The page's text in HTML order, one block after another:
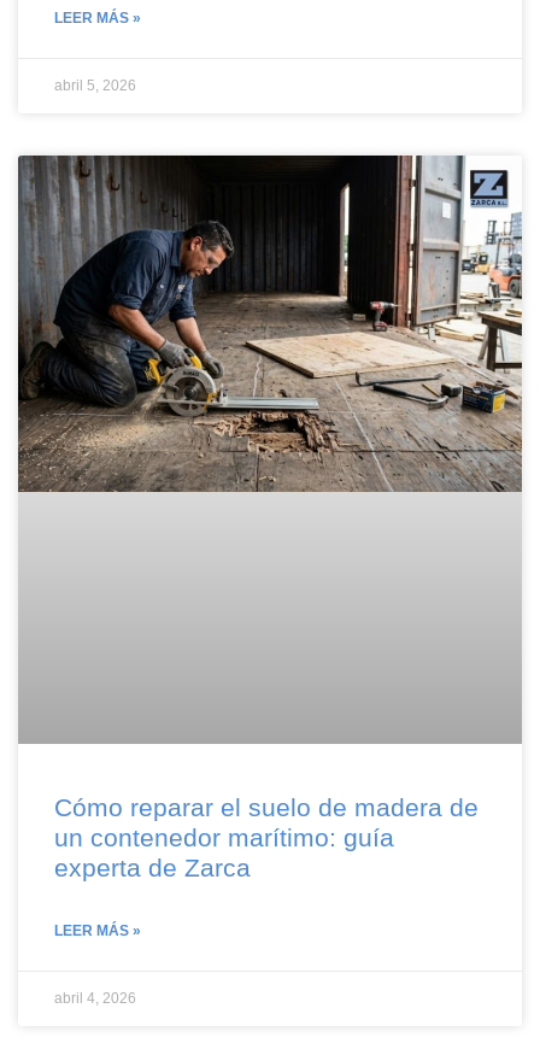
LEER MÁS »
abril 5, 2026
Cómo reparar el suelo de madera de
un contenedor marítimo: guía
experta de Zarca
LEER MÁS »
abril 4, 2026